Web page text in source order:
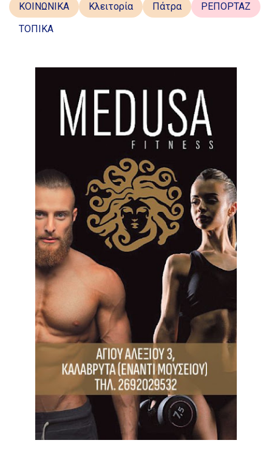
ΚΟΙΝΩΝΙΚΑ
Κλειτορία Πάτρα
ΡΕΠΟΡΤΑΖ
ΤΟΠΙΚΑ